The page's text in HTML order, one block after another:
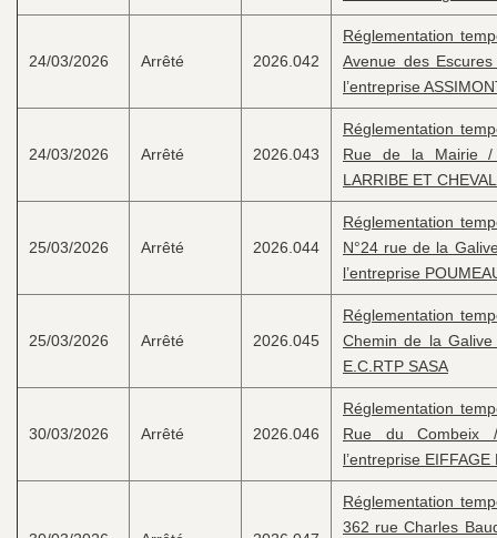
24/03/2026 Arrêté 2026.042
Réglementation
Avenue des
l’entreprise
24/03/2026 Arrêté 2026.043
Réglementation
Rue de la Mairie /
LARRIBE ET
25/03/2026 Arrêté 2026.044
Réglementation
N°24 rue de la
l’entreprise
25/03/2026 Arrêté 2026.045
Réglementation
Chemin de la
E.C.RTP SASA
30/03/2026 Arrêté 2026.046
Réglementation
Rue du Combeix
l’entreprise
Réglementation
362 rue Charles